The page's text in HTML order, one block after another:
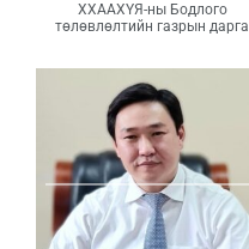
ХХААХҮЯ-ны Бодлого
төлөвлөлтийн газрын дарга